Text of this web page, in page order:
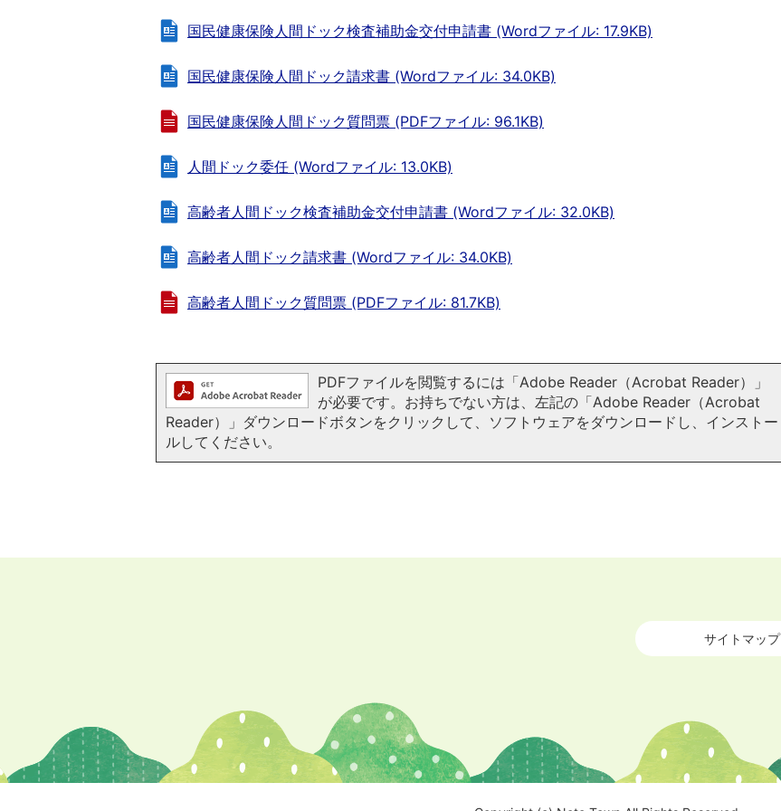
国民健康保険人間ドック検査補助金交付申請書 (Wordファイル: 17.9KB)
国民健康保険人間ドック請求書 (Wordファイル: 34.0KB)
国民健康保険人間ドック質問票 (PDFファイル: 96.1KB)
人間ドック委任 (Wordファイル: 13.0KB)
高齢者人間ドック検査補助金交付申請書 (Wordファイル: 32.0KB)
高齢者人間ドック請求書 (Wordファイル: 34.0KB)
高齢者人間ドック質問票 (PDFファイル: 81.7KB)
PDFファイルを閲覧するには「Adobe Reader（Acrobat Reader）」
が必要です。お持ちでない方は、左記の「Adobe Reader（Acrobat
Reader）」ダウンロードボタンをクリックして、ソフトウェアをダウンロードし、インストー
ルしてください。
サイトマップ